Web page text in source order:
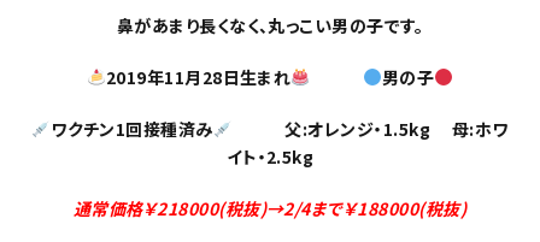
鼻があまり長くなく、丸っこい男の子です。
2019年11月28日生まれ 男の子
ワクチン1回接種済み
父:オレンジ・1.5kg 母:ホワ
イト・2.5kg
通常価格￥218000(税抜)→2/4まで￥188000(税抜)